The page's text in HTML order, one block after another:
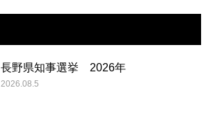
長野県知事選挙 2026年
2026.08.5